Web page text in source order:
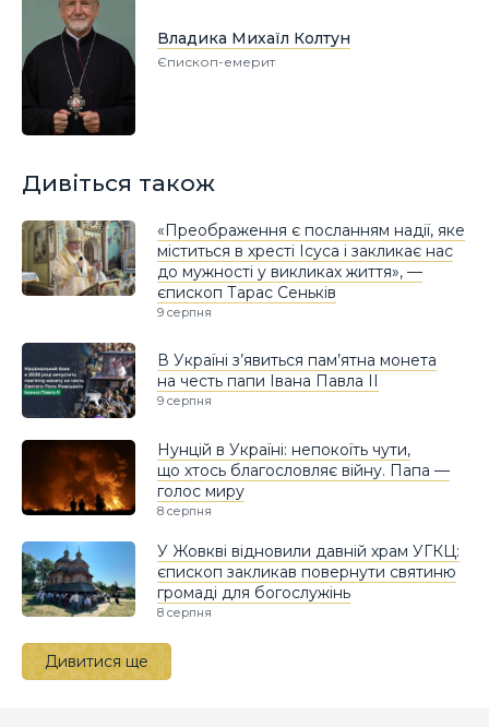
Владика Михаїл Колтун
Єпископ-емерит
Дивіться також
«Преображення є посланням надії, яке
міститься в хресті Ісуса і закликає нас
до мужності у викликах життя», —
єпископ Тарас Сеньків
9 серпня
В Україні з’явиться пам’ятна монета
на честь папи Івана Павла II
9 серпня
Нунцій в Україні: непокоїть чути,
що хтось благословляє війну. Папа —
голос миру
8 серпня
У Жовкві відновили давній храм УГКЦ:
єпископ закликав повернути святиню
громаді для богослужінь
8 серпня
Дивитися ще